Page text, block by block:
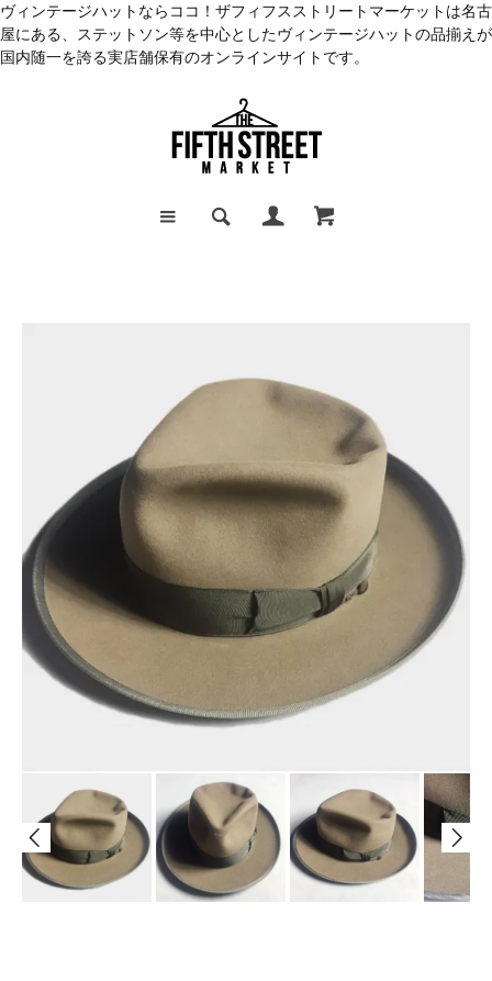
ヴィンテージハットならココ！ザフィフスストリートマーケットは名古
屋にある、ステットソン等を中心としたヴィンテージハットの品揃えが
国内随一を誇る実店舗保有のオンラインサイトです。